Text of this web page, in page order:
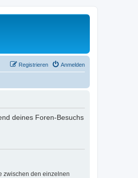
Anmelden
Registrieren
deines Foren-Besuchs
zwischen den einzelnen